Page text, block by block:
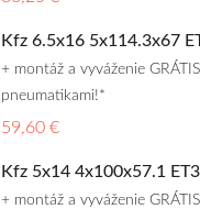
Kfz 6.5x16 5x114.3x67
+ montáž a vyváženie
pneumatikami!*
59,60 €
Kfz 5x14 4x100x57.1
+ montáž a vyváženie